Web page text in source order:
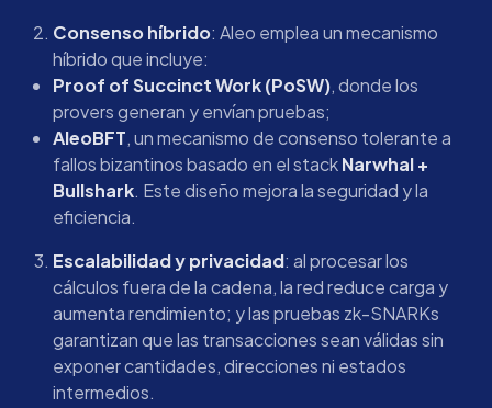
Consenso híbrido: Aleo emplea un mecanismo
híbrido que incluye:
Proof of Succinct Work (PoSW), donde los
provers generan y envían pruebas;
AleoBFT, un mecanismo de consenso tolerante a
fallos bizantinos basado en el stackNarwhal +
Bullshark. Este diseño mejora la seguridad y la
eficiencia.
Escalabilidad y privacidad: al procesar los
cálculos fuera de la cadena, la red reduce carga y
aumenta rendimiento; y las pruebas zk-SNARKs
garantizan que las transacciones sean válidas sin
exponer cantidades, direcciones ni estados
intermedios.